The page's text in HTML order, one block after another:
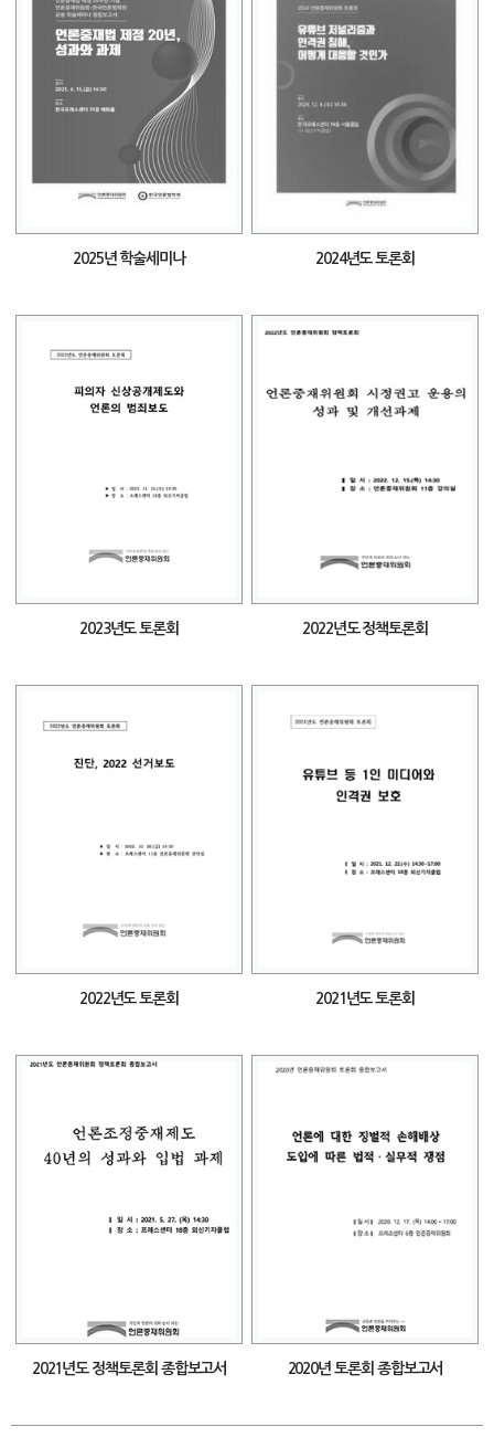
2025년 학술세미나 2024년도 토론회
2023년도 토론회 2022년도 정책토론회
2022년도 토론회 2021년도 토론회
2021년도 정책토론회 종합보고서 2020년 토론회 종합보고서